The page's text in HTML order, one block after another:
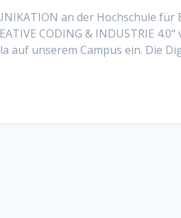
an der Hochschule für
CODING & INDUSTRIE
auf unserem Campus ein. Die